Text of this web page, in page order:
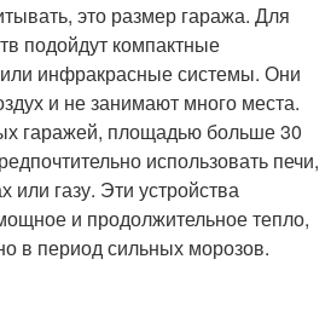
это размер гаража. Для
подойдут компактные
или инфракрасные системы. Они
и не занимают много места.
гаражей, площадью больше 30
использовать печи,
газу. Эти устройства
и продолжительное тепло,
в период сильных морозов.